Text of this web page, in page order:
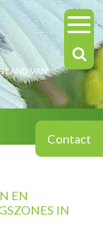
LAND VAN
Contact
EN
IN